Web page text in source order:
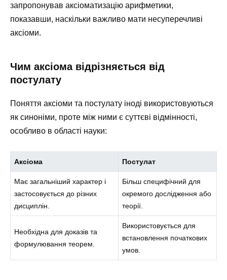
запропонував аксіоматизацію арифметики,
показавши, наскільки важливо мати несуперечливі
аксіоми.
Чим аксіома відрізняється від
постулату
Поняття аксіоми та постулату іноді використовуються
як синоніми, проте між ними є суттєві відмінності,
особливо в області науки:
Аксіома Постулат
Має загальніший характер і
застосовується до різних
дисциплін.
Більш специфічний для
окремого дослідження або
теорії.
Необхідна для доказів та
формулювання теорем.
Використовується для
встановлення початкових
умов.